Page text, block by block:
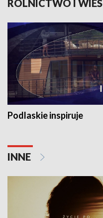
ROLNICTWO I WIEŚ
Podlaskie inspiruje
INNE